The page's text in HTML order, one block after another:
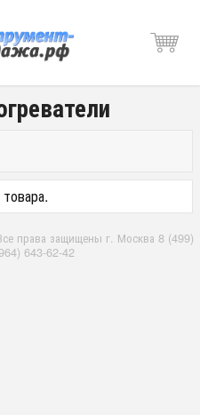
права защищены г. Москва 8 (499)
643-62-42